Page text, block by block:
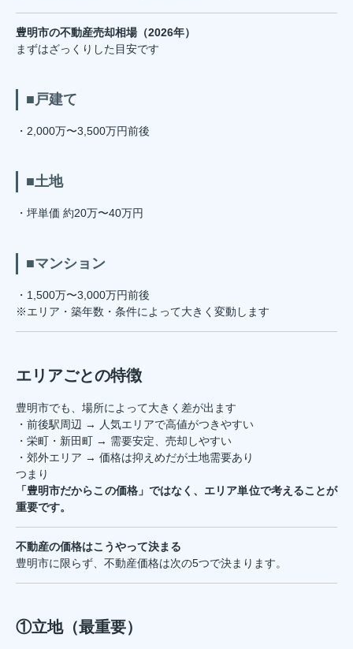
豊明市の不動産売却相場（2026年）
まずはざっくりした目安です
■戸建て
・2,000万〜3,500万円前後
■土地
・坪単価 約20万〜40万円
■マンション
・1,500万〜3,000万円前後
※エリア・築年数・条件によって大きく変動します
エリアごとの特徴
豊明市でも、場所によって大きく差が出ます
・前後駅周辺 → 人気エリアで高値がつきやすい
・栄町・新田町 → 需要安定、売却しやすい
・郊外エリア → 価格は抑えめだが土地需要あり
つまり
「豊明市だからこの価格」ではなく、エリア単位で考えることが
重要です。
不動産の価格はこうやって決まる
豊明市に限らず、不動産価格は次の5つで決まります。
①立地（最重要）